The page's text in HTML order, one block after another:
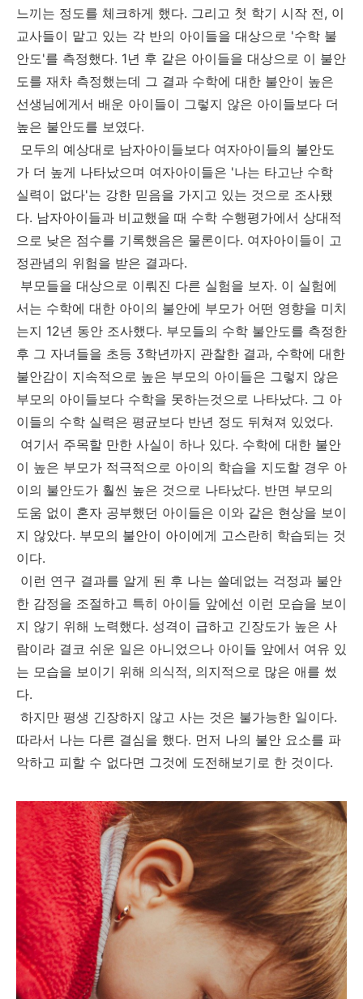
느끼는 정도를 체크하게 했다. 그리고 첫 학기 시작 전, 이
교사들이 맡고 있는 각 반의 아이들을 대상으로 '수학 불
안도'를 측정했다. 1년 후 같은 아이들을 대상으로 이 불안
도를 재차 측정했는데 그 결과 수학에 대한 불안이 높은
선생님에게서 배운 아이들이 그렇지 않은 아이들보다 더
높은 불안도를 보였다.
모두의 예상대로 남자아이들보다 여자아이들의 불안도
가 더 높게 나타났으며 여자아이들은 '나는 타고난 수학
실력이 없다'는 강한 믿음을 가지고 있는 것으로 조사됐
다. 남자아이들과 비교했을 때 수학 수행평가에서 상대적
으로 낮은 점수를 기록했음은 물론이다. 여자아이들이 고
정관념의 위험을 받은 결과다.
부모들을 대상으로 이뤄진 다른 실험을 보자. 이 실험에
서는 수학에 대한 아이의 불안에 부모가 어떤 영향을 미치
는지 12년 동안 조사했다. 부모들의 수학 불안도를 측정한
후 그 자녀들을 초등 3학년까지 관찰한 결과, 수학에 대한
불안감이 지속적으로 높은 부모의 아이들은 그렇지 않은
부모의 아이들보다 수학을 못하는것으로 나타났다. 그 아
이들의 수학 실력은 평균보다 반년 정도 뒤쳐져 있었다.
여기서 주목할 만한 사실이 하나 있다. 수학에 대한 불안
이 높은 부모가 적극적으로 아이의 학습을 지도할 경우 아
이의 불안도가 훨씬 높은 것으로 나타났다. 반면 부모의
도움 없이 혼자 공부했던 아이들은 이와 같은 현상을 보이
지 않았다. 부모의 불안이 아이에게 고스란히 학습되는 것
이다.
이런 연구 결과를 알게 된 후 나는 쓸데없는 걱정과 불안
한 감정을 조절하고 특히 아이들 앞에선 이런 모습을 보이
지 않기 위해 노력했다. 성격이 급하고 긴장도가 높은 사
람이라 결코 쉬운 일은 아니었으나 아이들 앞에서 여유 있
는 모습을 보이기 위해 의식적, 의지적으로 많은 애를 썼
다.
하지만 평생 긴장하지 않고 사는 것은 불가능한 일이다.
따라서 나는 다른 결심을 했다. 먼저 나의 불안 요소를 파
악하고 피할 수 없다면 그것에 도전해보기로 한 것이다.